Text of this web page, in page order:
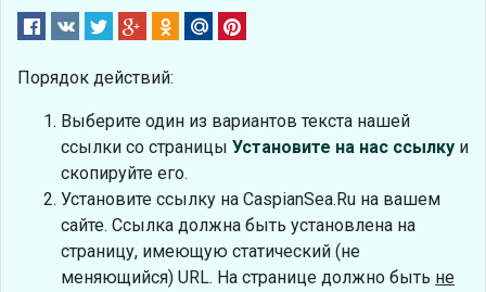
Порядок действий:
Выберите один из вариантов текста нашей
ссылки со страницы Установите на нас ссылку и
скопируйте его.
Установите ссылку на CaspianSea.Ru на вашем
сайте. Ссылка должна быть установлена на
страницу, имеющую статический (не
меняющийся) URL. На странице должно быть не